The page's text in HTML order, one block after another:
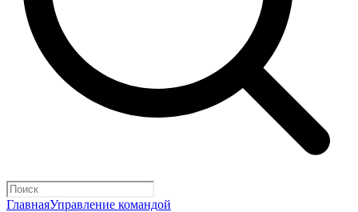
ГлавнаяУправление командой